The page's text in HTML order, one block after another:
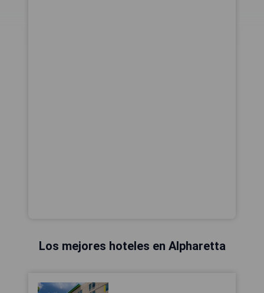
Los mejores hoteles en Alpharetta